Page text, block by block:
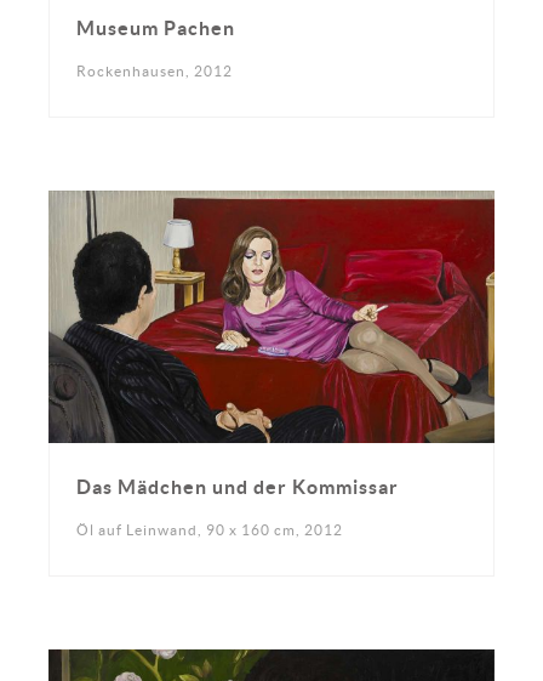
Museum Pachen
Rockenhausen, 2012
Das Mädchen und der Kommissar
Öl auf Leinwand, 90 x 160 cm, 2012